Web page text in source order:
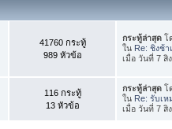
41760 กระทู้
989 หัวข้อ
กระทู้ล่าสุด โ
ใน Re: ชิงช้า
เมื่อ วันที่ 7 สิ
116 กระทู้
13 หัวข้อ
กระทู้ล่าสุด โ
ใน Re: รับเห
เมื่อ วันที่ 7 สิ